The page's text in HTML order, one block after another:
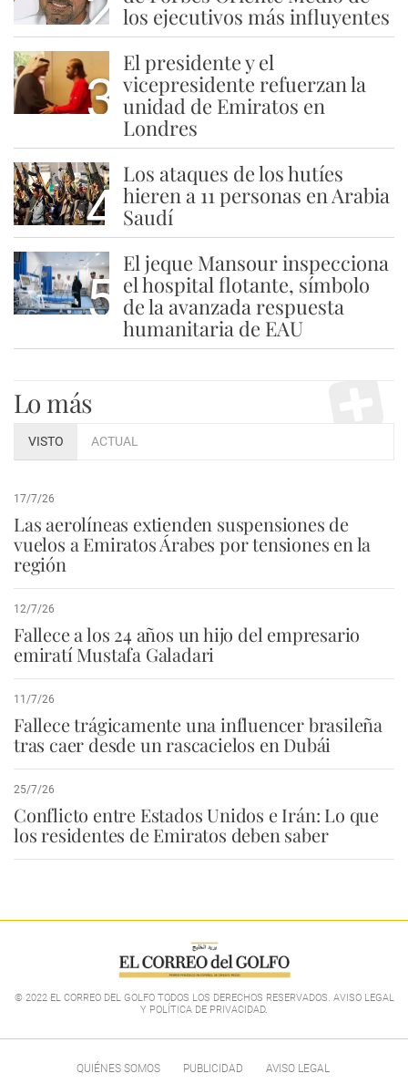
los ejecutivos más influyentes
3
El presidente y el
vicepresidente refuerzan la
unidad de Emiratos en
Londres
4
Los ataques de los hutíes
hieren a 11 personas en Arabia
Saudí
5
El jeque Mansour inspecciona
el hospital flotante, símbolo
de la avanzada respuesta
humanitaria de EAU
Lo más
VISTO ACTUAL
17/7/26
Las aerolíneas extienden suspensiones de
vuelos a Emiratos Árabes por tensiones en la
región
12/7/26
Fallece a los 24 años un hijo del empresario
emiratí Mustafa Galadari
11/7/26
Fallece trágicamente una influencer brasileña
tras caer desde un rascacielos en Dubái
25/7/26
Conflicto entre Estados Unidos e Irán: Lo que
los residentes de Emiratos deben saber
© 2022 EL CORREO DEL GOLFO TODOS LOS DERECHOS RESERVADOS. AVISO LEGAL
Y POLÍTICA DE PRIVACIDAD.
QUIÉNES SOMOS PUBLICIDAD AVISO LEGAL